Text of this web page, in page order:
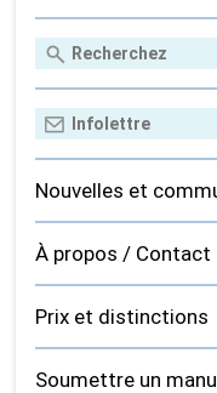
Nouvelles et
À propos / Contact
Prix et distinctions
Soumettre un